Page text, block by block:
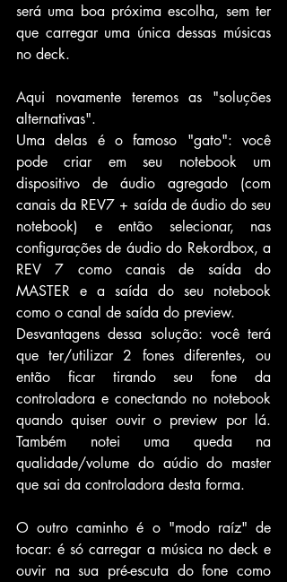
será uma boa próxima escolha, sem ter
que carregar uma única dessas músicas
no deck.
Aqui novamente teremos as "soluções
alternativas".
Uma delas é o famoso "gato": você
pode criar em seu notebook um
dispositivo de áudio agregado (com
canais da REV7 + saída de áudio do seu
notebook) e então selecionar, nas
configurações de áudio do Rekordbox, a
REV 7 como canais de saída do
MASTER e a saída do seu notebook
como o canal de saída do preview.
Desvantagens dessa solução: você terá
que ter/utilizar 2 fones diferentes, ou
então ficar tirando seu fone da
controladora e conectando no notebook
quando quiser ouvir o preview por lá.
Também notei uma queda na
qualidade/volume do aúdio do master
que sai da controladora desta forma.
O outro caminho é o "modo raíz" de
tocar: é só carregar a música no deck e
ouvir na sua pré-escuta do fone como